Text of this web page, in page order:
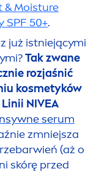
& Moisture
SPF 50+.
już istniejącymi
Tak zwane
rozjaśnić
kosmetyków
Linii NIVEA
serum
zmniejsza
(aż o
skórę przed